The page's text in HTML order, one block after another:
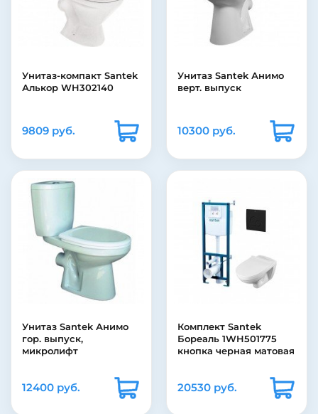
Унитаз-компакт Santek
Алькор WH302140
9809 руб.
Унитаз Santek Анимо
верт. выпуск
10300 руб.
Унитаз Santek Анимо
гор. выпуск,
микролифт
12400 руб.
Комплект Santek
Бореаль 1WH501775
кнопка черная матовая
20530 руб.